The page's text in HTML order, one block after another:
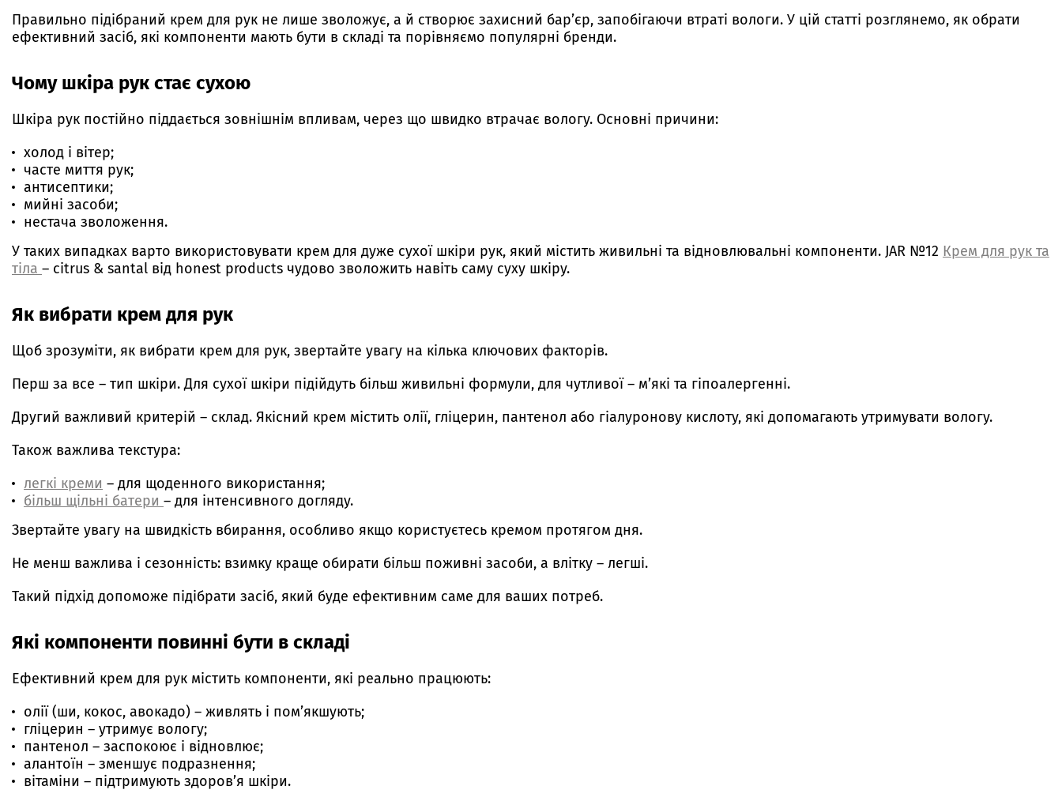
Правильно підібраний крем для рук не лише зволожує, а й створює захисний бар’єр, запобігаючи втраті вологи. У цій статті розглянемо, як обрати
ефективний засіб, які компоненти мають бути в складі та порівняємо популярні бренди.
Чому шкіра рук стає сухою
Шкіра рук постійно піддається зовнішнім впливам, через що швидко втрачає вологу. Основні причини:
холод і вітер;
часте миття рук;
антисептики;
мийні засоби;
нестача зволоження.
У таких випадках варто використовувати крем для дуже сухої шкіри рук, який містить живильні та відновлювальні компоненти. JAR №12 Крем для рук та
тіла – citrus & santal від honest products чудово зволожить навіть саму суху шкіру.
Як вибрати крем для рук
Щоб зрозуміти, як вибрати крем для рук, звертайте увагу на кілька ключових факторів.
Перш за все – тип шкіри. Для сухої шкіри підійдуть більш живильні формули, для чутливої – м’які та гіпоалергенні.
Другий важливий критерій – склад. Якісний крем містить олії, гліцерин, пантенол або гіалуронову кислоту, які допомагають утримувати вологу.
Також важлива текстура:
легкі креми – для щоденного використання;
більш щільні батери – для інтенсивного догляду.
Звертайте увагу на швидкість вбирання, особливо якщо користуєтесь кремом протягом дня.
Не менш важлива і сезонність: взимку краще обирати більш поживні засоби, а влітку – легші.
Такий підхід допоможе підібрати засіб, який буде ефективним саме для ваших потреб.
Які компоненти повинні бути в складі
Ефективний крем для рук містить компоненти, які реально працюють:
олії (ши, кокос, авокадо) – живлять і пом’якшують;
гліцерин – утримує вологу;
пантенол – заспокоює і відновлює;
алантоїн – зменшує подразнення;
вітаміни – підтримують здоров’я шкіри.